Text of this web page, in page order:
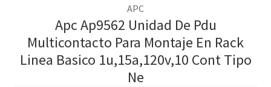
APC
Apc Ap9562 Unidad De Pdu
Multicontacto Para Montaje En Rack
Linea Basico 1u,15a,120v,10 Cont Tipo
Ne